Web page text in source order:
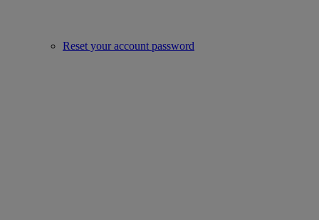
Reset your account password